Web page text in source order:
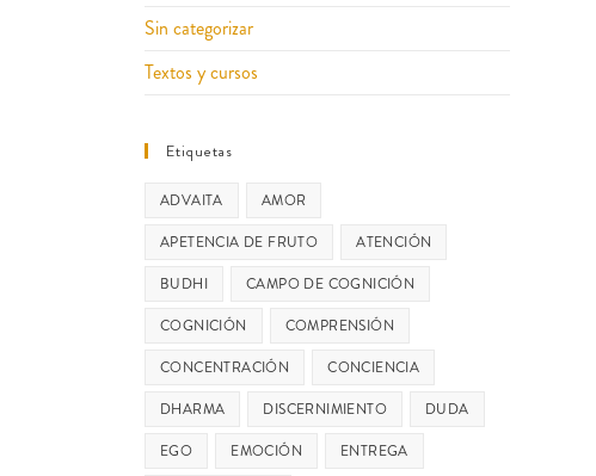
Sin categorizar
Textos y cursos
Etiquetas
ADVAITA
AMOR
APETENCIA DE FRUTO
ATENCIÓN
BUDHI
CAMPO DE COGNICIÓN
COGNICIÓN
COMPRENSIÓN
CONCENTRACIÓN
CONCIENCIA
DHARMA
DISCERNIMIENTO
DUDA
EGO
EMOCIÓN
ENTREGA